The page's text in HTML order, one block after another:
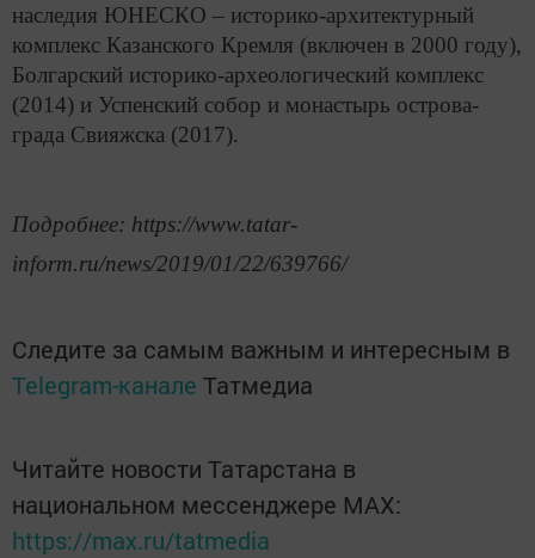
наследия ЮНЕСКО – историко-архитектурный
комплекс Казанского Кремля (включен в 2000 году),
Болгарский историко-археологический комплекс
(2014) и Успенский собор и монастырь острова-
града Свияжска (2017).
Подробнее: https://www.tatar-
inform.ru/news/2019/01/22/639766/
Следите за самым важным и интересным в
Telegram-канале Татмедиа
Читайте новости Татарстана в
национальном мессенджере MАХ:
https://max.ru/tatmedia